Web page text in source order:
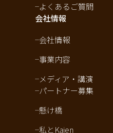
よくあるご質問
会社情報
会社情報
事業内容
メディア・講演
パートナー募集
懸け橋
私とKaien